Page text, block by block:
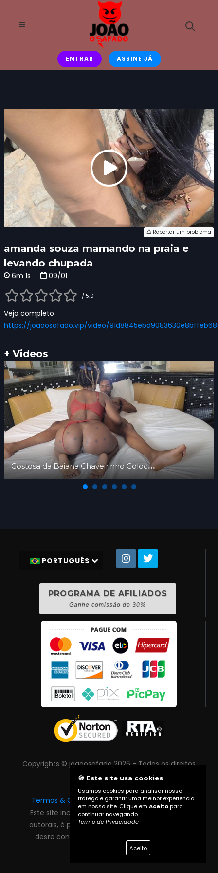
ENTRAR ASSINE JÁ
Reportar um problema
amanda souza mamando na praia e
levando chupada
6m 1s 09/01
/ 5.0
Veja completo
https://joaoosafado.vip/video/
+ Videos
Gostosa da Baiana Chaveirinho Coloca Calcinha de Lado Pra Dar Bucetinha
PORTUGUÊS
PROGRAMA DE AFILIADOS
Ganhe comissão de 30%
Copyrights © joaoosafado 2026 - Todos os direitos
reservados
Termos & Condições |Política de Privacidade
Este site inclui conteúdo protegido por direitos
autorais, é proibida reprodução total ou parcial
deste conteúdo sem autorização prévia do
proprietário do site.
🍪 Este site usa cookies
Usamos cookies para analisar nosso
tráfego e garantir uma melhor experiência
em nosso site. Clique em Aceitopara
continuar navegando.
Termo de Privacidade
Aceito